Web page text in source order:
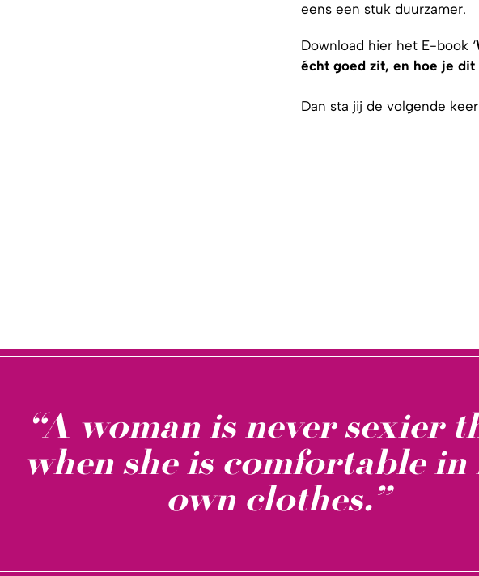
eens een stuk duurzamer.
Download hier het E-book ‘
écht goed zit, en hoe je dit
Dan sta jij de volgende
“A woman is never sexier
when she is comfortable in
own clothes.”